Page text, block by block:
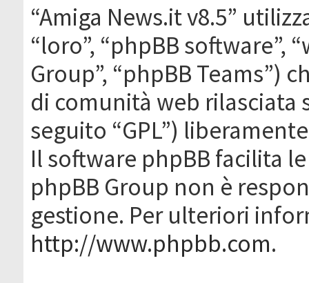
“Amiga News.it v8.5”
“loro”, “phpBB software”,
Group”, “phpBB Teams”)
di comunità web rilasciata
seguito “GPL”)
Il software phpBB facilita
phpBB Group non è
gestione. Per ulteriori
http://www.phpbb.com.